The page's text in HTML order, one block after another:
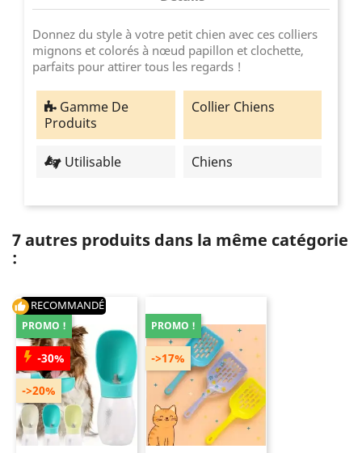
Donnez du style à votre petit chien avec ces colliers
mignons et colorés à nœud papillon et clochette,
parfaits pour attirer tous les regards !
Gamme De
Produits
Collier Chiens
Utilisable Chiens
7 autres produits dans la même catégorie
:
thumb_up RECOMMANDÉ
-30%
PROMO !
->20%
->17%
PROMO !